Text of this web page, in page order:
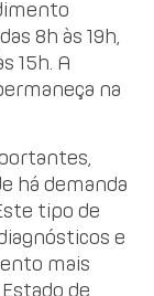
8h às 19h,
15h. A
na
há demanda
tipo de
e
mais
de